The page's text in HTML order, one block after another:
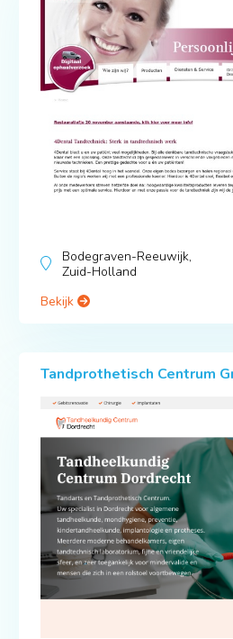
Bodegraven-Reeuwijk,
Zuid-Holland
Bekijk
Tandprothetisch Centrum